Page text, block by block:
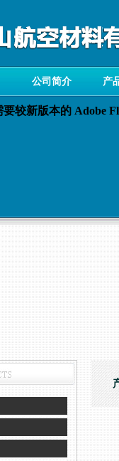
公司简介 产
较新版本的 Adobe